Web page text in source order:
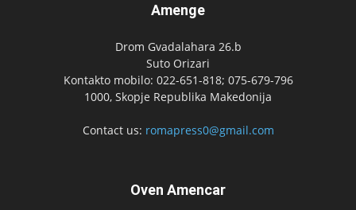
Amenge
Drom Gvadalahara 26.b
Suto Orizari
Kontakto mobilo: 022-651-818; 075-679-796
1000, Skopje Republika Makedonija
Contact us: romapress0@gmail.com
Oven Amencar